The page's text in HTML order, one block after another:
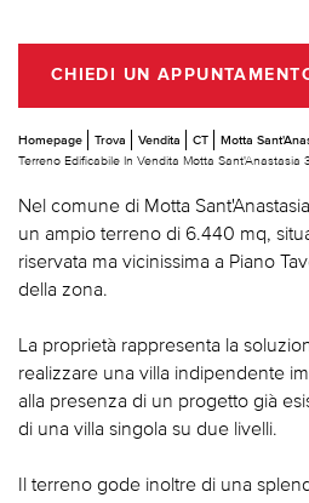
CHIEDI UN
Homepage Trova Vendita CT Motta
Terreno Edificabile In Vendita Motta Sant'Anastasia
Nel comune di Motta
un ampio terreno di 6.440 mq,
riservata ma vicinissima a Piano
della zona.
La proprietà rappresenta la
realizzare una villa indipendente
alla presenza di un progetto già
di una villa singola su due livelli.
Il terreno gode inoltre di una